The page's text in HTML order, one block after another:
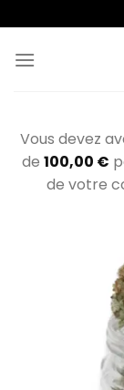
Inhalt
springen
Vous devez
de 100,00 €
de votre